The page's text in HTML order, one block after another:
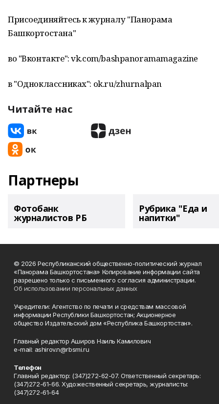
Присоединяйтесь к журналу "Панорама
Башкортостана"
во "Вконтакте": vk.com/bashpanoramamagazine
в "Одноклассниках": ok.ru/zhurnalpan
Читайте нас
Партнеры
Фотобанк
журналистов РБ
Рубрика "Еда и
напитки"
© 2026 Республиканский общественно-политический журнал
«Панорама Башкортостана» Копирование информации сайта
разрешено только с письменного согласия администрации.
Об использовании персональных данных
Учредители: Агентство по печати и средствам массовой
информации Республики Башкортостан; Акционерное
общество Издательский дом «Республика Башкортостан».
Главный редактор Аширов Наиль Камилович
e-mail: ashirov.n@rbsmi.ru
Телефон
Главный редактор: (347)272-62-07. Ответственный секретарь:
(347)272-61-66. Художественный секретарь, журналисты:
(347)272-61-64